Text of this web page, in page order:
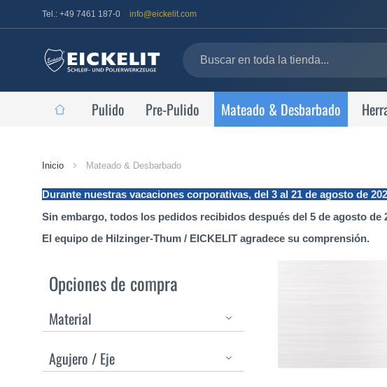
Tel.: +49 7461 187-0 info@eickelit.com
inicio
Pulido Pre-Pulido Mateado & Desbarbado
Inicio Mateado & Desbarbado
Durante nuestras vacaciones corporativas, del 3 al 21 de agosto de
Sin embargo, todos los pedidos recibidos después del 5 de agosto de
El equipo de Hilzinger-Thum / EICKELIT agradece su comprensión.
Opciones de compra
Material
Agujero / Eje